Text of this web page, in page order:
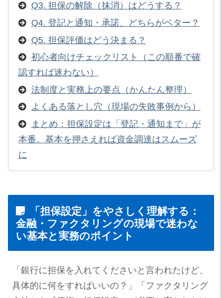
Q3. 担保の解除（抹消）はどうする？
Q4. 登記と通知・承諾、どちらがベター？
Q5. 担保評価はどう決まる？
初心者向けチェックリスト（この順番で確
認すれば迷わない）
法制度と実務上の要点（かんたん整理）
よくある落とし穴（現場の失敗事例から）
まとめ：担保設定は「登記・通知まで」が
本番。基本を押さえれば資金調達はスムーズ
に
「担保設定」をやさしく理解する：
金融・ファクタリングの現場で迷わな
い基本と実務のポイント
「銀行に担保を入れてくださいと言われたけど、
具体的に何をすればいいの？」「ファクタリング